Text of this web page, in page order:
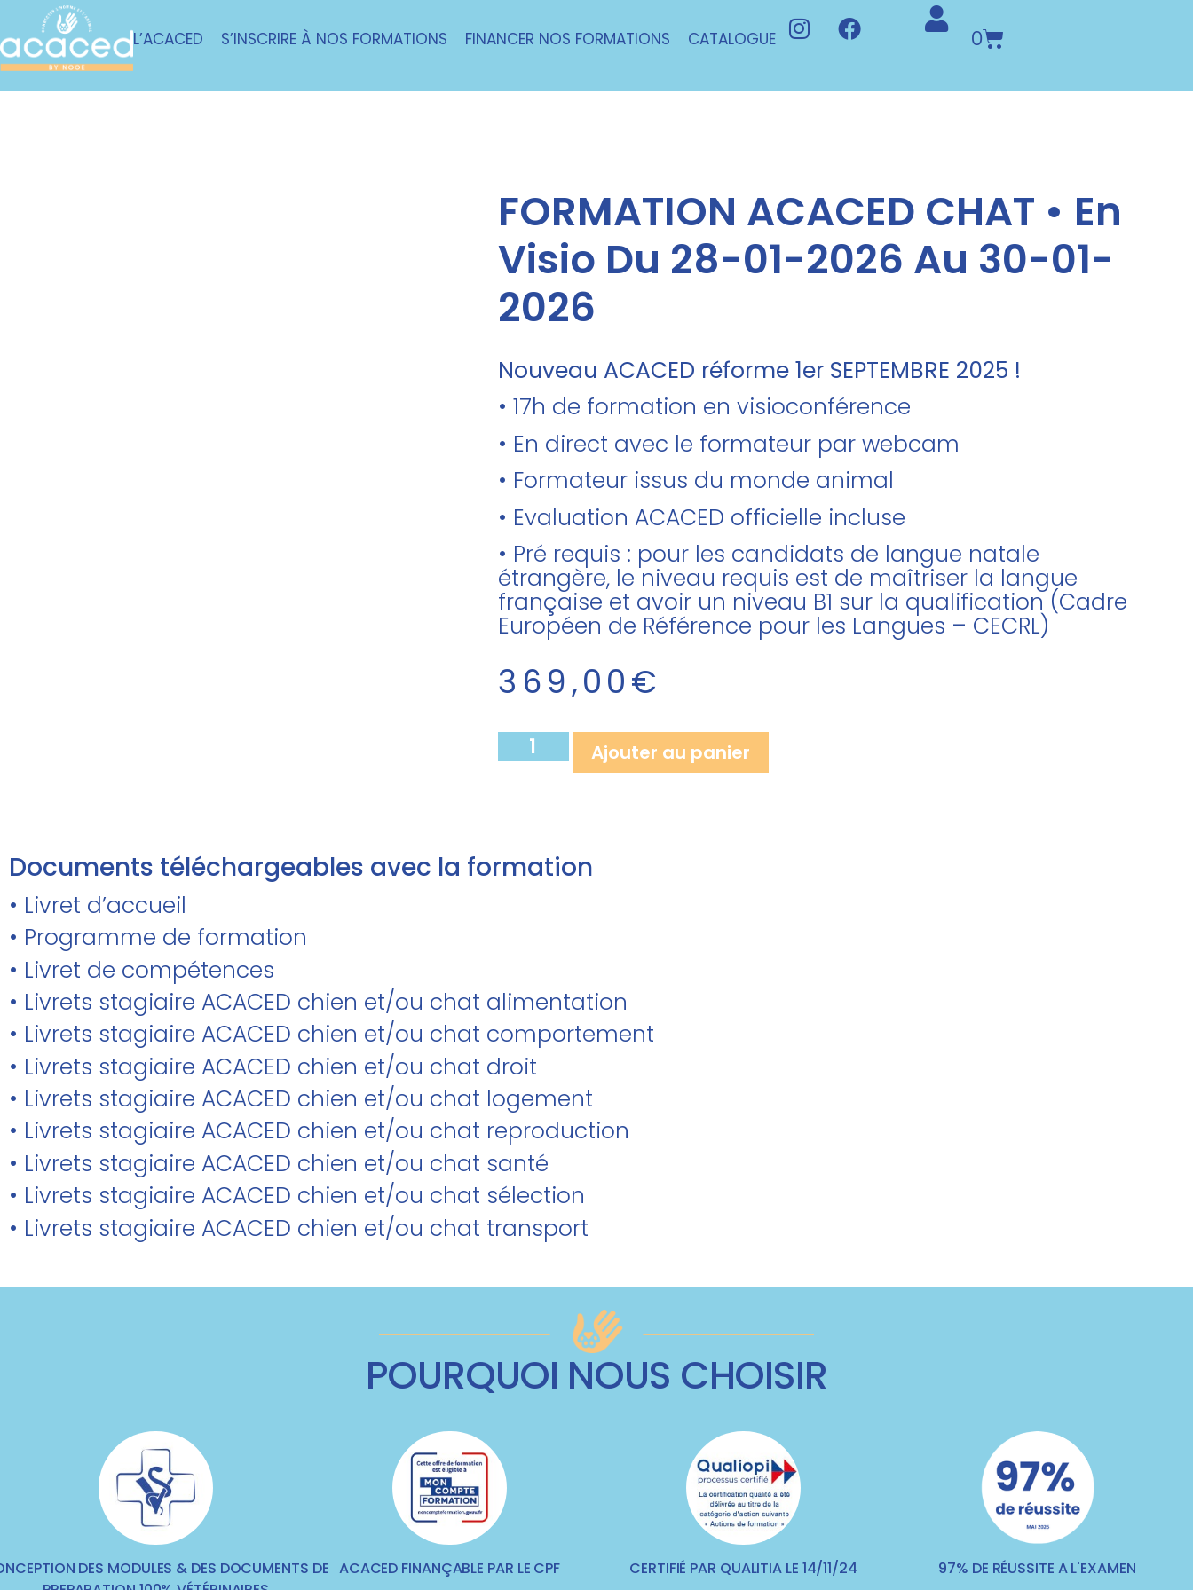
L’ACACED S’INSCRIRE À NOS FORMATIONS FINANCER NOS FORMATIONS CATALOGUE 0
FORMATION ACACED CHAT • En
Visio Du 28-01-2026 Au 30-01-
2026
Nouveau ACACED réforme 1er SEPTEMBRE 2025 !
• 17h de formation en visioconférence
• En direct avec le formateur par webcam
• Formateur issus du monde animal
• Evaluation ACACED officielle incluse
• Pré requis : pour les candidats de langue natale
étrangère, le niveau requis est de maîtriser la langue
française et avoir un niveau B1 sur la qualification (Cadre
Européen de Référence pour les Langues – CECRL)
369,00€
Ajouter au panier
Documents téléchargeables avec la formation
• Livret d’accueil
• Programme de formation
• Livret de compétences
• Livrets stagiaire ACACED chien et/ou chat alimentation
• Livrets stagiaire ACACED chien et/ou chat comportement
• Livrets stagiaire ACACED chien et/ou chat droit
• Livrets stagiaire ACACED chien et/ou chat logement
• Livrets stagiaire ACACED chien et/ou chat reproduction
• Livrets stagiaire ACACED chien et/ou chat santé
• Livrets stagiaire ACACED chien et/ou chat sélection
• Livrets stagiaire ACACED chien et/ou chat transport
POURQUOI NOUS CHOISIR
DES MODULES & DES DOCUMENTS DE ACACED FINANÇABLE PAR LE CPF CERTIFIÉ PAR QUALITIA LE 14/11/24 97% DE RÉUSSITE A L'EXAMEN